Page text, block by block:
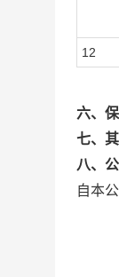
12
六、
七、
八、
自本